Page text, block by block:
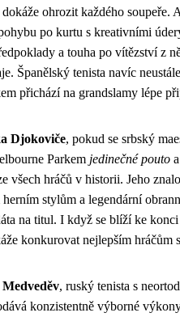
ohrozit každého soupeře.
po kurtu s kreativními
a touha po vítězství z
Španělský tenista navíc
přichází na grandslamy lépe
Djokoviče, pokud se srbský
Parkem jedinečné pouto
všech hráčů v historii. Jeho
stylům a legendární
na titul. I když se blíží ke
konkurovat nejlepším hráčům
, ruský tenista s
konzistentně výborné